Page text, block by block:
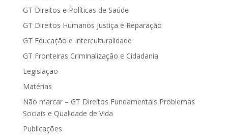
GT Direitos e Políticas de Saúde
GT Direitos Humanos Justiça e Reparação
GT Educação e Interculturalidade
GT Fronteiras Criminalização e Cidadania
Legislação
Matérias
Não marcar – GT Direitos Fundamentais Problemas
Sociais e Qualidade de Vida
Publicações